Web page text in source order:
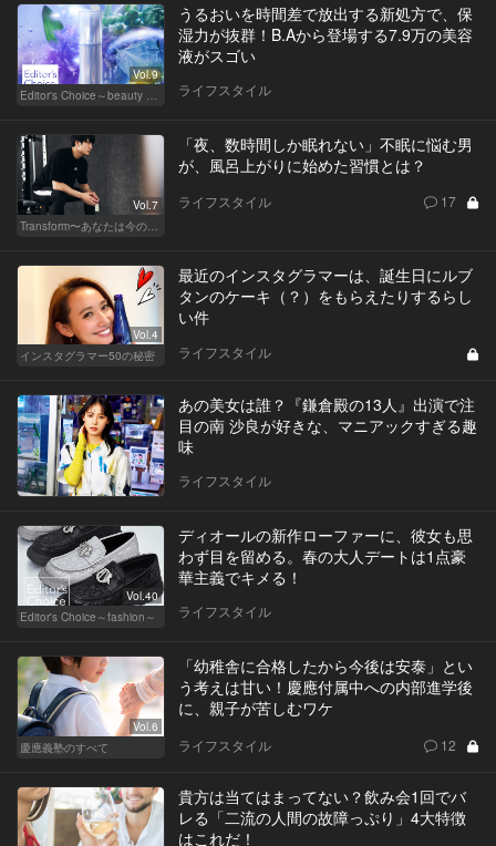
Vol.9
うるおいを時間差で放出する新処方で、保
湿力が抜群！B.Aから登場する7.9万の美容
液がスゴい
ライフスタイル
Vol.7
「夜、数時間しか眠れない」不眠に悩む男
が、風呂上がりに始めた習慣とは？
ライフスタイル 17
Vol.4
インスタグラマー50の秘密
最近のインスタグラマーは、誕生日にルブ
タンのケーキ（？）をもらえたりするらし
い件
ライフスタイル
あの美女は誰？『鎌倉殿の13人』出演で注
目の南 沙良が好きな、マニアックすぎる趣
味
ライフスタイル
Vol.40
Editor's Choice～fashion～
ディオールの新作ローファーに、彼女も思
わず目を留める。春の大人デートは1点豪
華主義でキメる！
ライフスタイル
Vol.6
慶應義塾のすべて
「幼稚舎に合格したから今後は安泰」とい
う考えは甘い！慶應付属中への内部進学後
に、親子が苦しむワケ
ライフスタイル 12
貴方は当てはまってない？飲み会1回でバ
レる「二流の人間の故障っぷり」4大特徴
はこれだ！